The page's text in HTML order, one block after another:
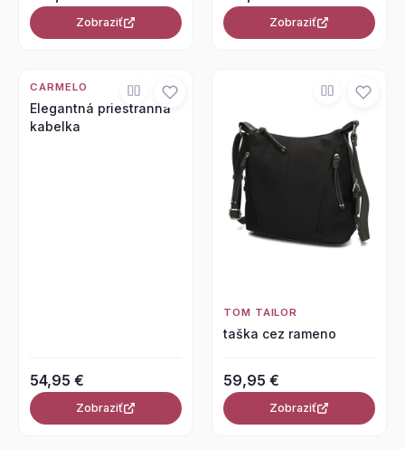
Zobraziť Zobraziť
CARMELO
Elegantná priestranná
kabelka
54,95 €
Zobraziť
TOM TAILOR
taška cez rameno
59,95 €
Zobraziť